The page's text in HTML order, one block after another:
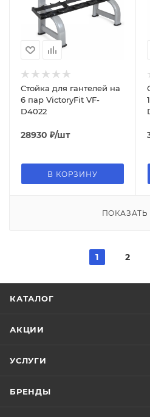
Стойка для гантелей на
6 пар VictoryFit VF-
D4022
28930 ₽/шт
В КОРЗИНУ
1 2
КАТАЛОГ
АКЦИИ
УСЛУГИ
БРЕНДЫ